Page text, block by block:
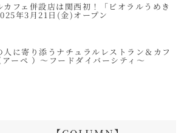
カフェ併設店は関西初！「ビオラルうめき
年3月21日(金)オープン
人に寄り添うナチュラルレストラン＆カフ
ーペ ）～フードダイバーシティ～